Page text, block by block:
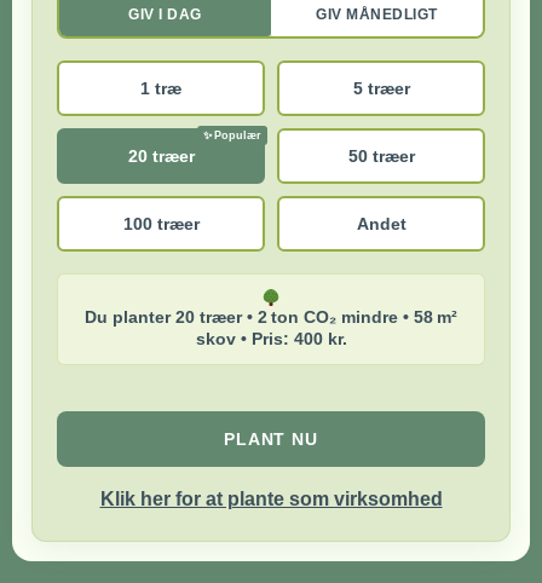
GIV I DAG GIV MÅNEDLIGT
1 træ 5 træer
20 træer 50 træer
100 træer Andet
Du planter 20 træer • 2 ton CO₂ mindre • 58 m²
skov • Pris: 400 kr.
PLANT NU
Klik her for at plante som virksomhed